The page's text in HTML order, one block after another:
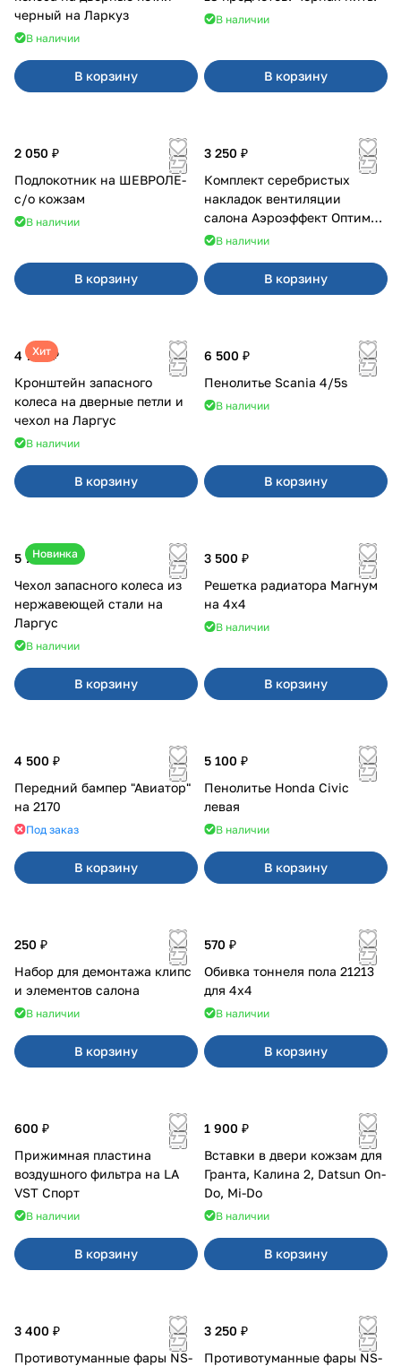
черный на Ларкуз
В наличии
В корзину
В наличии
В корзину
2 050 ₽
Подлокотник на ШЕВРОЛЕ-
с/о кожзам
В наличии
В корзину
3 250 ₽
Комплект серебристых
накладок вентиляции
салона Аэроэффект Оптимал
на 4х4
В наличии
В корзину
Хит
4 700 ₽
Кронштейн запасного
колеса на дверные петли и
чехол на Ларгус
В наличии
В корзину
6 500 ₽
Пенолитье Scania 4/5s
В наличии
В корзину
Новинка
5 700 ₽
Чехол запасного колеса из
нержавеющей стали на
Ларгус
В наличии
В корзину
3 500 ₽
Решетка радиатора Магнум
на 4х4
В наличии
В корзину
4 500 ₽
Передний бампер "Авиатор"
на 2170
Под заказ
В корзину
5 100 ₽
Пенолитье Honda Civic
левая
В наличии
В корзину
250 ₽
Набор для демонтажа клипс
и элементов салона
В наличии
В корзину
570 ₽
Обивка тоннеля пола 21213
для 4x4
В наличии
В корзину
600 ₽
Прижимная пластина
воздушного фильтра на LA
VST Спорт
В наличии
В корзину
1 900 ₽
Вставки в двери кожзам для
Гранта, Калина 2, Datsun On-
Do, Mi-Do
В наличии
В корзину
3 400 ₽
Противотуманные фары NS-
3 250 ₽
Противотуманные фары NS-